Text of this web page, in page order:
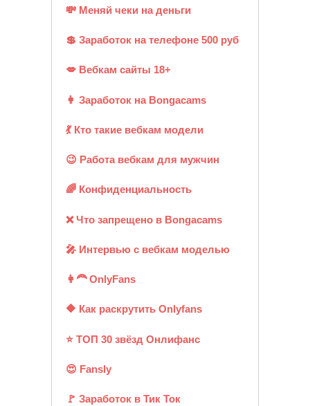
💸 Меняй чеки на деньги
💲 Заработок на телефоне 500 руб
💋 Вебкам сайты 18+
👩 Заработок на Bongacams
💃 Кто такие вебкам модели
😉 Работа вебкам для мужчин
🌈 Конфиденциальность
❌ Что запрещено в Bongacams
🎤 Интервью с вебкам моделью
👩‍🦰 OnlyFans
🔶 Как раскрутить Onlyfans
⭐ ТОП 30 звёзд Онлифанс
😍 Fansly
🚩 Заработок в Тик Ток